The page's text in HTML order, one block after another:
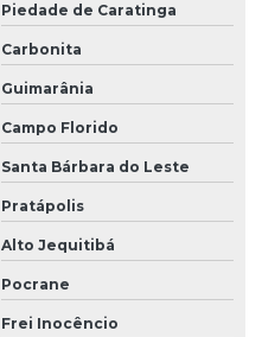
Piedade de Caratinga
Carbonita
Guimarânia
Campo Florido
Santa Bárbara do Leste
Pratápolis
Alto Jequitibá
Pocrane
Frei Inocêncio